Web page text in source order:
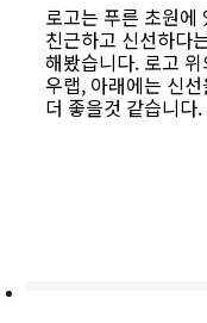
로고는 푸른 초원에
친근하고 신선하다
해봤습니다. 로고
우랩, 아래에는 신
더 좋을것 같습니다.